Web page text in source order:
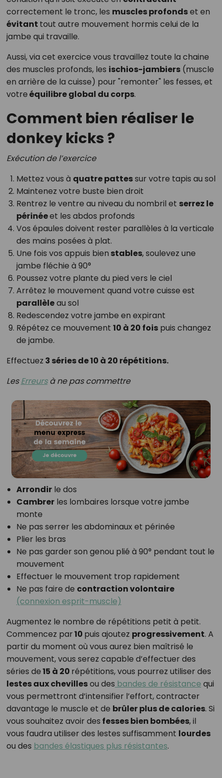
correctement le tronc, les muscles profondset en
évitant tout autre mouvement hormis celui de la
jambe qui travaille.
Aussi, via cet exercice vous travaillez toute la chaine
des muscles profonds, les ischios-jambiers(muscle
en arrière de la cuisse) pour "remonter" les fesses, et
votreéquilibre global du corps.
Comment bien réaliser le
donkey kicks ?
Exécution de l’exercice
Mettez vous à quatre pattessur votre tapis au sol
Maintenez votre buste bien droit
Rentrez le ventre au niveau du nombril et serrez le
périnéeet les abdos profonds
Vos épaules doivent rester parallèles à la verticale
des mains posées à plat.
Une fois vos appuis bien stables, soulevez une
jambe fléchie à 90°
Poussez votre plante du pied vers le ciel
Arrêtez le mouvement quand votre cuisse est
parallèleau sol
Redescendez votre jambe en expirant
Répétez ce mouvement 10 à 20 foispuis changez
de jambe.
Effectuez 3 séries de 10 à 20 répétitions.
Les Erreursà ne pas commettre
Arrondirle dos
Cambrerles lombaires lorsque votre jambe
monte
Ne pas serrer les abdominaux et périnée
Plier les bras
Ne pas garder son genou plié à 90° pendant tout le
mouvement
Effectuer le mouvement trop rapidement
Ne pas faire de contraction volontaire
(connexion esprit-muscle)
Augmentez le nombre de répétitions petit à petit.
Commencez par10 puis ajoutez progressivement. A
partir du moment où vous aurez bien maîtrisé le
mouvement, vous serez capable d’effectuer des
séries de15 à 20 répétitions, vous pourrez utiliser des
lestes aux chevillesou des bandes de résistance qui
vous permettront d’intensifier l’effort, contracter
davantage le muscle et de brûler plus de calories. Si
vous souhaitez avoir des fesses bien bombées, il
vous faudra utiliser des lestes suffisamment lourdes
ou des bandes élastiques plus résistantes.